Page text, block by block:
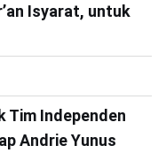
Isyarat, untuk
Tim Independen
Andrie Yunus